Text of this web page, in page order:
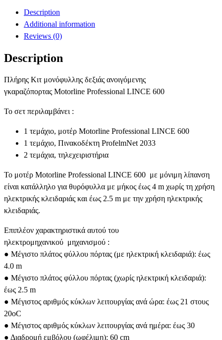
Description
Additional information
Reviews (0)
Description
Πλήρης Κιτ μονόφυλλης δεξιάς ανοιγόμενης
γκαραζόπορτας Motorline Professional LINCE 600
Το σετ περιλαμβάνει :
1 τεμάχιο, μοτέρ Motorline Professional LINCE 600
1 τεμάχιο, Πινακοδέκτη ProfelmNet 2033
2 τεμάχια, τηλεχειριστήρια
Το μοτέρ Motorline Professional LINCE 600 με μόνιμη λίπανση
είναι κατάλληλο για θυρόφυλλα με μήκος έως 4 m χωρίς τη χρήση
ηλεκτρικής κλειδαριάς και έως 2.5 m με την χρήση ηλεκτρικής
κλειδαριάς.
Επιπλέον χαρακτηριστικά αυτού του
ηλεκτρομηχανικού μηχανισμού :
● Μέγιστο πλάτος φύλλου πόρτας (με ηλεκτρική κλειδαριά): έως
4.0 m
● Μέγιστο πλάτος φύλλου πόρτας (χωρίς ηλεκτρική κλειδαριά):
έως 2.5 m
● Μέγιστος αριθμός κύκλων λειτουργίας ανά ώρα: έως 21 στους
20οC
● Μέγιστος αριθμός κύκλων λειτουργίας ανά ημέρα: έως 30
● Διαδρομή εμβόλου (ωφέλιμη): 60 cm